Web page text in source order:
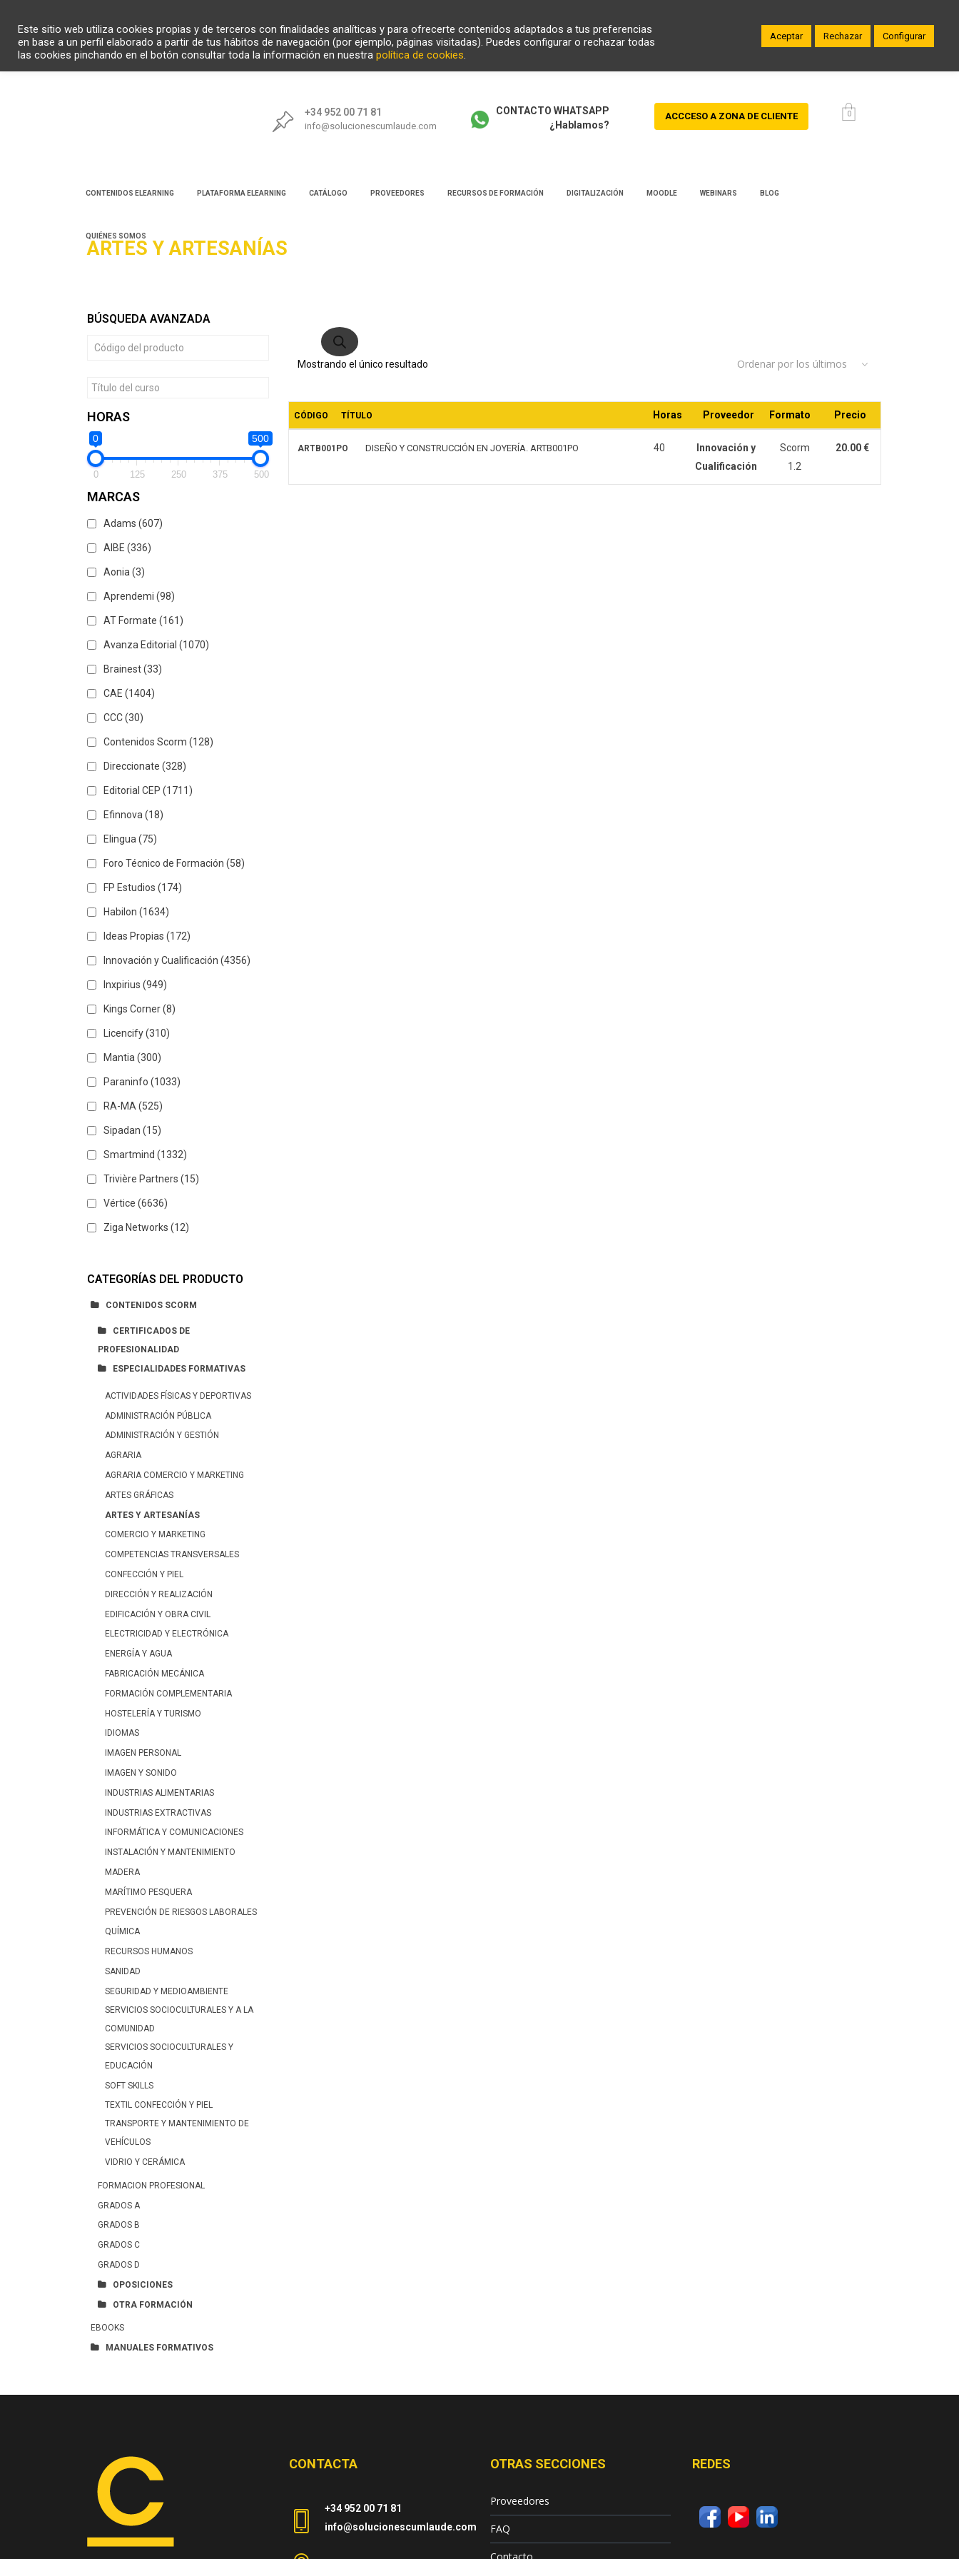
+34 952 00 71 81
info@solucionescumlaude.com
CONTACTO WHATSAPP
¿Hablamos?
ACCCESO A ZONA DE CLIENTE 0
CONTENIDOS ELEARNING PLATAFORMA ELEARNING CATÁLOGO PROVEEDORES RECURSOS DE FORMACIÓN DIGITALIZACIÓN MOODLE WEBINARS BLOG
QUIÉNES SOMOS
ARTES Y ARTESANÍAS
BÚSQUEDA AVANZADA
HORAS
0 500
0 125 250 375 500
MARCAS
Adams (607)
AIBE (336)
Aonia (3)
Aprendemi (98)
AT Formate (161)
Avanza Editorial (1070)
Brainest(33)
CAE (1404)
CCC(30)
Contenidos Scorm (128)
Direccionate (328)
Editorial CEP (1711)
Efinnova (18)
Elingua (75)
Foro Técnico de Formación (58)
FP Estudios (174)
Habilon (1634)
Ideas Propias (172)
Innovación y Cualificación (4356)
Inxpirius (949)
Kings Corner(8)
Licencify(310)
Mantia (300)
Paraninfo (1033)
RA-MA (525)
Sipadan (15)
Smartmind (1332)
Trivière Partners (15)
Vértice (6636)
Ziga Networks (12)
CATEGORÍAS DEL PRODUCTO
CONTENIDOS SCORM
CERTIFICADOS DE
PROFESIONALIDAD
ESPECIALIDADES FORMATIVAS
ACTIVIDADES FÍSICAS Y DEPORTIVAS
ADMINISTRACIÓN PÚBLICA
ADMINISTRACIÓN Y GESTIÓN
AGRARIA
AGRARIA COMERCIO Y MARKETING
ARTES GRÁFICAS
ARTES Y ARTESANÍAS
COMERCIO Y MARKETING
COMPETENCIAS TRANSVERSALES
CONFECCIÓN Y PIEL
DIRECCIÓN Y REALIZACIÓN
EDIFICACIÓN Y OBRA CIVIL
ELECTRICIDAD Y ELECTRÓNICA
ENERGÍA Y AGUA
FABRICACIÓN MECÁNICA
FORMACIÓN COMPLEMENTARIA
HOSTELERÍA Y TURISMO
IDIOMAS
IMAGEN PERSONAL
IMAGEN Y SONIDO
INDUSTRIAS ALIMENTARIAS
INDUSTRIAS EXTRACTIVAS
INFORMÁTICA Y COMUNICACIONES
INSTALACIÓN Y MANTENIMIENTO
MADERA
MARÍTIMO PESQUERA
PREVENCIÓN DE RIESGOS LABORALES
QUÍMICA
RECURSOS HUMANOS
SANIDAD
SEGURIDAD Y MEDIOAMBIENTE
SERVICIOS SOCIOCULTURALES Y A LA
COMUNIDAD
SERVICIOS SOCIOCULTURALES Y
EDUCACIÓN
SOFT SKILLS
TEXTIL CONFECCIÓN Y PIEL
TRANSPORTE Y MANTENIMIENTO DE
VEHÍCULOS
VIDRIO Y CERÁMICA
FORMACION PROFESIONAL
GRADOS A
GRADOS B
GRADOS C
GRADOS D
OPOSICIONES
OTRA FORMACIÓN
EBOOKS
MANUALES FORMATIVOS
productos
Mostrando el único resultado Ordenar por los últimos
CÓDIGO TÍTULO Horas Proveedor Formato Precio
ARTB001PO DISEÑO Y CONSTRUCCIÓN EN JOYERÍA. ARTB001PO 40
Innovación y
Cualificación
Scorm
1.2
20.00 €
CONTACTA
+34 952 00 71 81
info@solucionescumlaude.com
OTRAS SECCIONES
Proveedores
FAQ
REDES
Este sitio web utiliza cookies propias y de terceros con finalidades analíticas y para ofrecerte contenidos adaptados a tus preferencias
en base a un perfil elaborado a partir de tus hábitos de navegación (por ejemplo, páginas visitadas). Puedes configurar o rechazar todas
las cookies pinchando en el botón consultar toda la información en nuestra política de cookies.
Aceptar Rechazar Configurar